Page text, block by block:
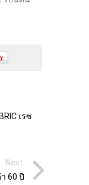
เรซ
Next:
60 ปี